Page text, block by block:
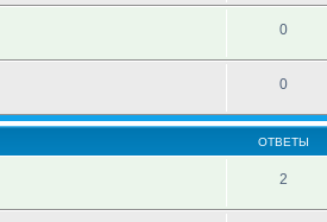
0
0
ОТВЕТЫ
2